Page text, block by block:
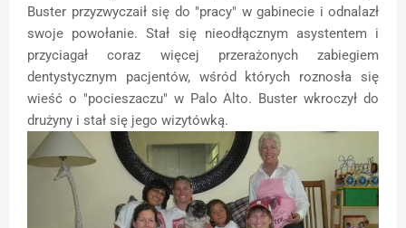
Buster przyzwyczaił się do "pracy" w gabinecie i odnalazł
swoje powołanie. Stał się nieodłącznym asystentem i
przyciagał coraz więcej przerażonych zabiegiem
dentystycznym pacjentów, wśród których roznosła się
wieść o "pocieszaczu" w Palo Alto. Buster wkroczył do
drużyny i stał się jego wizytówką.